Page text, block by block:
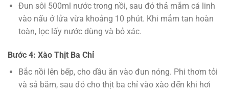
Đun sôi 500ml nước trong nồi, sau đó thả mắm cá linh
vào nấu ở lửa vừa khoảng 10 phút. Khi mắm tan hoàn
toàn, lọc lấy nước dùng và bỏ xác.
Bước 4: Xào Thịt Ba Chỉ
Bắc nồi lên bếp, cho dầu ăn vào đun nóng. Phi thơm tỏi
và sả băm, sau đó cho thịt ba chỉ vào xào đến khi hơi